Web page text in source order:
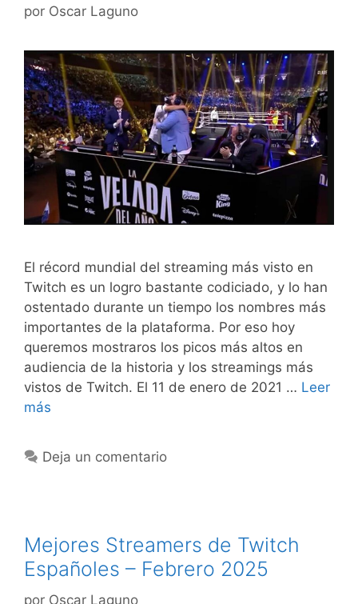
por Oscar Laguno
El récord mundial del streaming más visto en
Twitch es un logro bastante codiciado, y lo han
ostentado durante un tiempo los nombres más
importantes de la plataforma. Por eso hoy
queremos mostraros los picos más altos en
audiencia de la historia y los streamings más
vistos de Twitch. El 11 de enero de 2021 … Leer
más
Deja un comentario
Mejores Streamers de Twitch
Españoles – Febrero 2025
por Oscar Laguno